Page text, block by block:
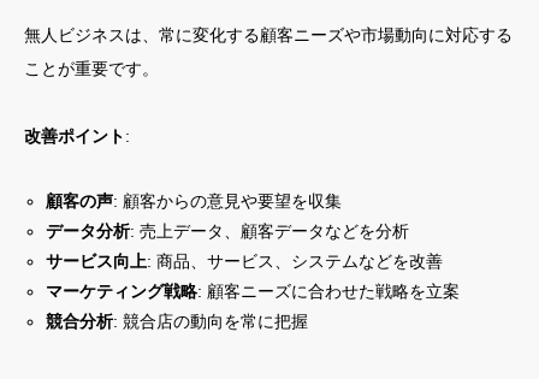
無人ビジネスは、常に変化する顧客ニーズや市場動向に対応する
ことが重要です。
改善ポイント:
顧客の声: 顧客からの意見や要望を収集
データ分析: 売上データ、顧客データなどを分析
サービス向上: 商品、サービス、システムなどを改善
マーケティング戦略: 顧客ニーズに合わせた戦略を立案
競合分析: 競合店の動向を常に把握